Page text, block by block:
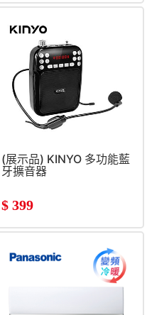
(展示品) KINYO 多功能藍
牙擴音器
$ 399